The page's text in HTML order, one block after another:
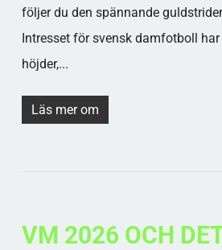
följer du den spännande
Intresset för svensk damfotboll
höjder,...
Läs mer om
VM 2026 OCH